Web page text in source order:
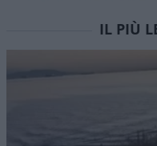
IL PIÙ